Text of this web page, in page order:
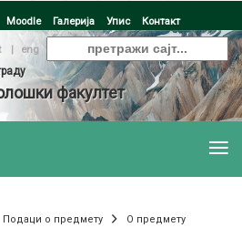
Moodle Галерија Упис Контакт
|
eng
факултет
Подаци о предмету О предмету